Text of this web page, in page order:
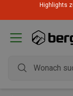
Highlights
Dynafit